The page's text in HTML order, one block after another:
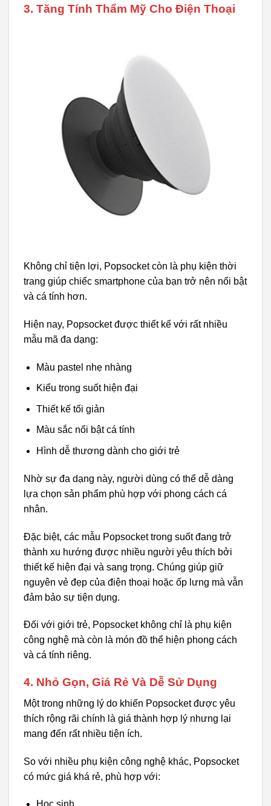
3. Tăng Tính Thẩm Mỹ Cho Điện Thoại
Không chỉ tiện lợi, Popsocket còn là phụ kiện thời
trang giúp chiếc smartphone của bạn trở nên nổi bật
và cá tính hơn.
Hiện nay, Popsocket được thiết kế với rất nhiều
mẫu mã đa dạng:
Màu pastel nhẹ nhàng
Kiểu trong suốt hiện đại
Thiết kế tối giản
Màu sắc nổi bật cá tính
Hình dễ thương dành cho giới trẻ
Nhờ sự đa dạng này, người dùng có thể dễ dàng
lựa chọn sản phẩm phù hợp với phong cách cá
nhân.
Đặc biệt, các mẫu Popsocket trong suốt đang trở
thành xu hướng được nhiều người yêu thích bởi
thiết kế hiện đại và sang trọng. Chúng giúp giữ
nguyên vẻ đẹp của điện thoại hoặc ốp lưng mà vẫn
đảm bảo sự tiện dụng.
Đối với giới trẻ, Popsocket không chỉ là phụ kiện
công nghệ mà còn là món đồ thể hiện phong cách
và cá tính riêng.
4. Nhỏ Gọn, Giá Rẻ Và Dễ Sử Dụng
Một trong những lý do khiến Popsocket được yêu
thích rộng rãi chính là giá thành hợp lý nhưng lại
mang đến rất nhiều tiện ích.
So với nhiều phụ kiện công nghệ khác, Popsocket
có mức giá khá rẻ, phù hợp với: